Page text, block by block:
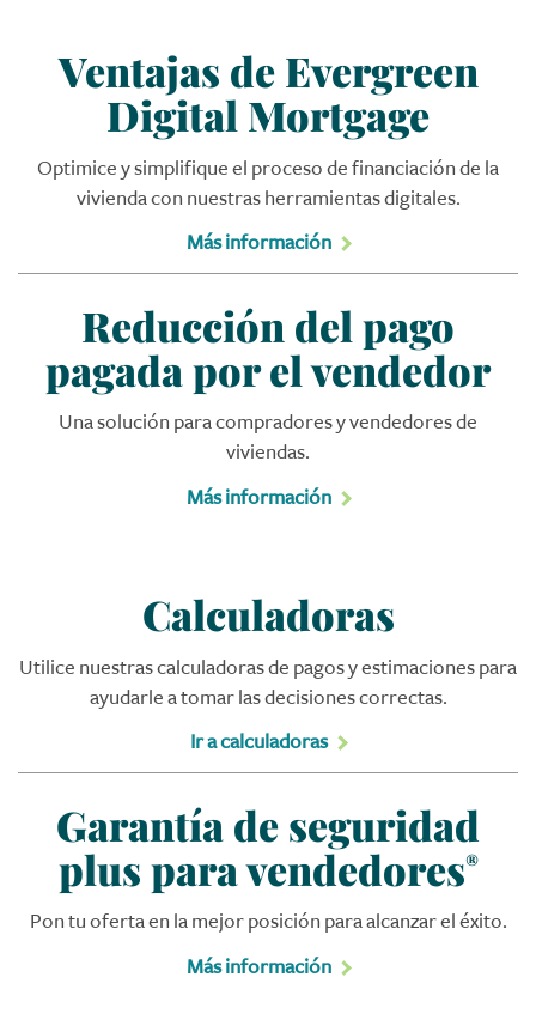
Ventajas de Evergreen
Digital Mortgage
Optimice y simplifique el proceso de financiación de la
vivienda con nuestras herramientas digitales.
Más información
Reducción del pago
pagada por el vendedor
Una solución para compradores y vendedores de
viviendas.
Más información
Calculadoras
Utilice nuestras calculadoras de pagos y estimaciones para
ayudarle a tomar las decisiones correctas.
Ir a calculadoras
Garantía de seguridad
plus para vendedores®
Pon tu oferta en la mejor posición para alcanzar el éxito.
Más información